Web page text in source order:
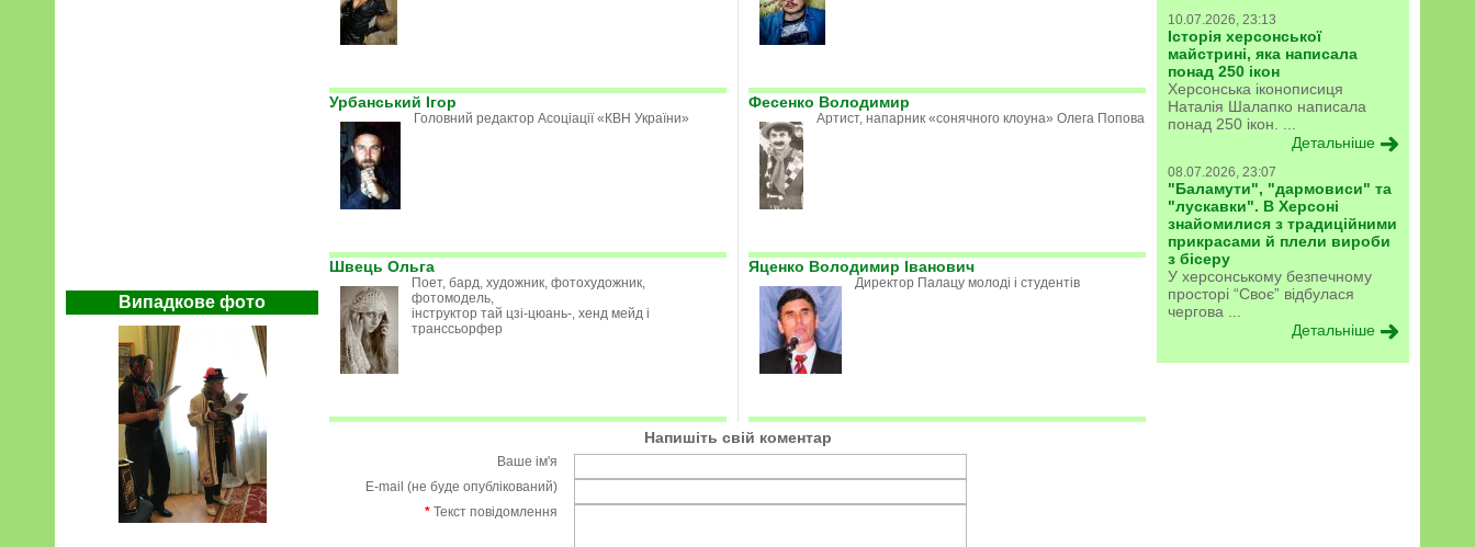
Випадкове фото
10.07.2026, 23:13
Історія херсонської
майстрині, яка написала
понад 250 ікон
Херсонська іконописиця
Наталія Шалапко написала
понад 250 ікон. ...
Детальніше
08.07.2026, 23:07
"Баламути", "дармовиси" та
"лускавки". В Херсоні
знайомилися з традиційними
прикрасами й плели вироби
з бісеру
У херсонському безпечному
просторі “Своє” відбулася
чергова ...
Детальніше
Урбанський Ігор
Головний редактор Асоціації «КВН України»
Фесенко Володимир
Артист, напарник «сонячного клоуна» Олега Попова
Швець Ольга
Поет, бард, художник, фотохудожник,
фотомодель,
інструктор тай цзі-цюань-, хенд мейд і
транссьорфер
Яценко Володимир Іванович
Директор Палацу молоді і студентів
Напишіть свій коментар
Ваше ім'я
E-mail (не буде опублікований)
* Текст повідомлення